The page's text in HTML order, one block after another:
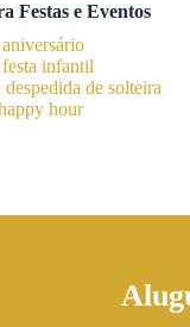
Festas e Eventos
infantil
de solteira
hour